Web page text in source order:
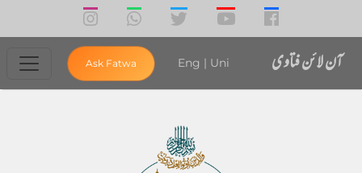
آن لائن فتاوی Eng | Uni
Ask Fatwa